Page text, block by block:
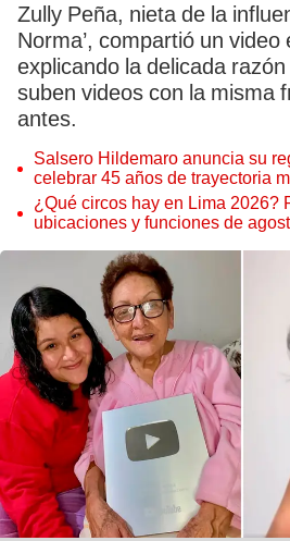
Zully Peña, nieta de la
Norma’, compartió un video
explicando la delicada
suben videos con la misma
antes.
Salsero Hildemaro anuncia su
celebrar 45 años de trayectoria
para cantar con todos ustedes”
¿Qué circos hay en Lima 2026?
ubicaciones y funciones de